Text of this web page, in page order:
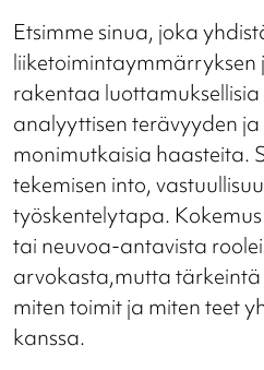
Etsimme sinua, joka
liiketoimintaymmärryksen
rakentaa luottamuksellisia
analyyttisen terävyyden
monimutkaisia haasteita.
tekemisen into,
työskentelytapa.
tai neuvoa-antavista
arvokasta,mutta tärkeintä
miten toimit ja miten teet
kanssa.